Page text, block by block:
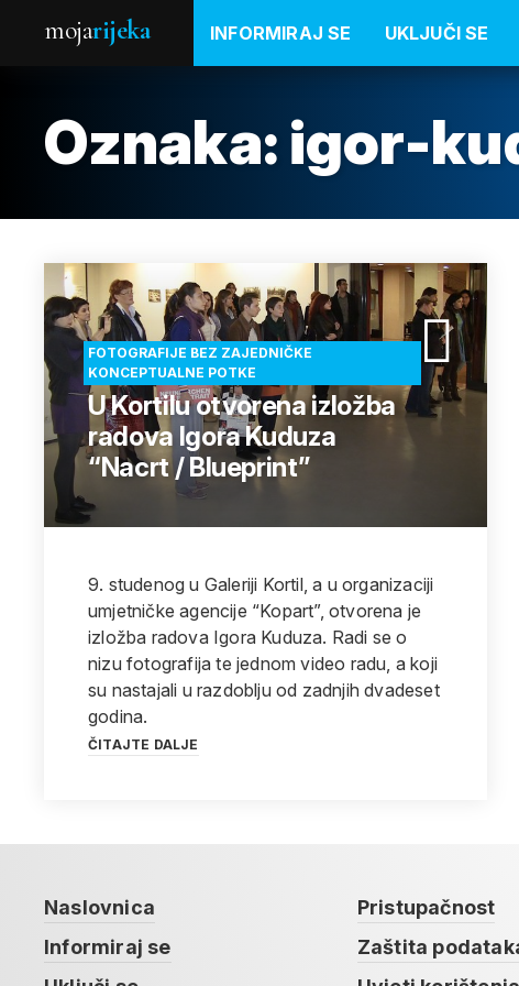
mojarijeka INFORMIRAJ SE UKLJUČI SE
Oznaka: igor-
FOTOGRAFIJE BEZ ZAJEDNIČKE
KONCEPTUALNE POTKE
U Kortilu otvorena izložba
radova Igora Kuduza
“Nacrt / Blueprint”
9. studenog u Galeriji Kortil, a u organizaciji
umjetničke agencije “Kopart”, otvorena je
izložba radova Igora Kuduza. Radi se o
nizu fotografija te jednom video radu, a koji
su nastajali u razdoblju od zadnjih dvadeset
godina.
ČITAJTE DALJE
Naslovnica
Informiraj se
Pristupačnost
Zaštita